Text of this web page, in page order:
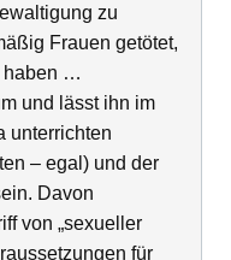
zu
Frauen getötet,
haben …
und lässt ihn im
unterrichten
– egal) und der
Davon
von „sexueller
für